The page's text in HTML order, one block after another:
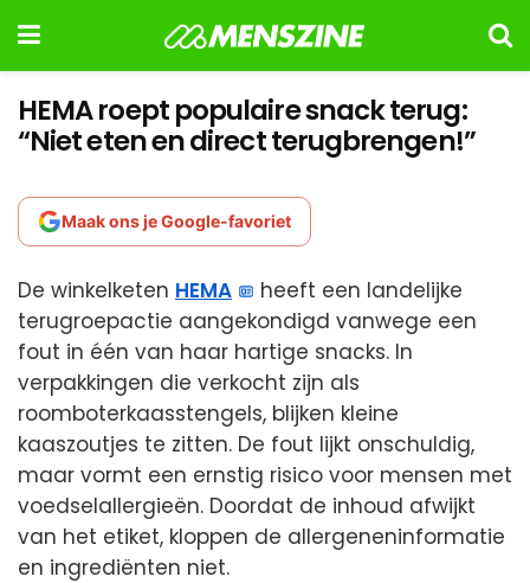
HEMA roept populaire snack terug:
“Niet eten en direct terugbrengen!”
Maak ons je Google-favoriet
De winkelketen HEMA
heeft een landelijke
terugroepactie aangekondigd vanwege een
fout in één van haar hartige snacks. In
verpakkingen die verkocht zijn als
roomboterkaasstengels, blijken kleine
kaaszoutjes te zitten. De fout lijkt onschuldig,
maar vormt een ernstig risico voor mensen met
voedselallergieën. Doordat de inhoud afwijkt
van het etiket, kloppen de allergeneninformatie
en ingrediënten niet.